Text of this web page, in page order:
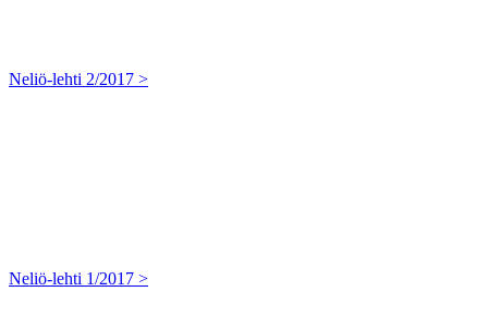
Neliö-lehti 2/2017 >
Neliö-lehti 1/2017 >